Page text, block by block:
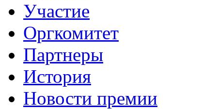
Участие
Оргкомитет
Партнеры
История
Новости премии